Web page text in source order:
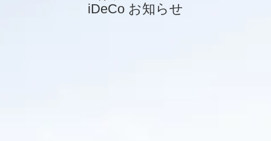
iDeCo お知らせ